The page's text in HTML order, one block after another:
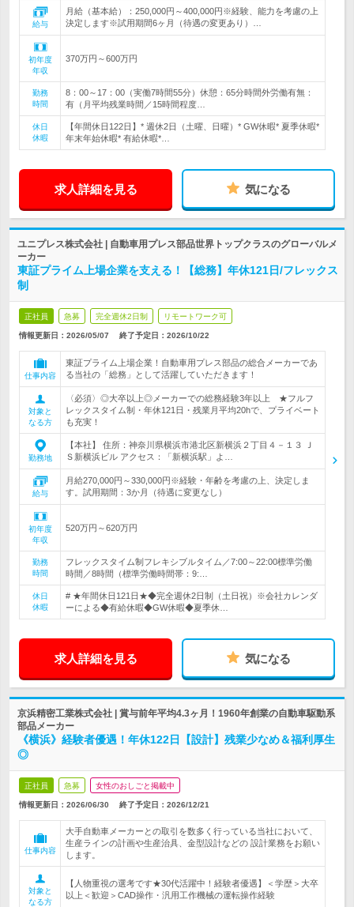
給与
月給（基本給）：250,000円～400,000円※経験、能力を考慮の上
決定します※試用期間6ヶ月（待遇の変更あり）…
初年度
年収
370万円～600万円
勤務
時間
8：00～17：00（実働7時間55分）休憩：65分時間外労働有無：
有（月平均残業時間／15時間程度…
休日
休暇
【年間休日122日】* 週休2日（土曜、日曜）* GW休暇* 夏季休暇*
年末年始休暇* 有給休暇*…
求人詳細を見る 気になる
ユニプレス株式会社 | 自動車用プレス部品世界トップクラスのグローバルメ
ーカー
東証プライム上場企業を支える！【総務】年休121日/フレックス
制
正社員 急募 完全週休2日制 リモートワーク可
情報更新日：2026/05/07 終了予定日： 2026/10/22
仕事内容
東証プライム上場企業！自動車用プレス部品の総合メーカーであ
る当社の「総務」として活躍していただきます！
対象と
なる方
〈必須〉◎大卒以上◎メーカーでの総務経験3年以上 ★フルフ
レックスタイム制・年休121日・残業月平均20hで、プライベート
も充実！
勤務地
【本社】 住所：神奈川県横浜市港北区新横浜２丁目４－１３ Ｊ
Ｓ新横浜ビル アクセス：「新横浜駅」よ…
給与
月給270,000円～330,000円※経験・年齢を考慮の上、決定しま
す。試用期間：3か月（待遇に変更なし）
初年度
年収
520万円～620万円
勤務
時間
フレックスタイム制フレキシブルタイム／7:00～22:00標準労働
時間／8時間（標準労働時間帯：9:…
休日
休暇
# ★年間休日121日★◆完全週休2日制（土日祝）※会社カレンダ
ーによる◆有給休暇◆GW休暇◆夏季休…
求人詳細を見る 気になる
京浜精密工業株式会社 | 賞与前年平均4.3ヶ月！1960年創業の自動車駆動系
部品メーカー
《横浜》経験者優遇！年休122日【設計】残業少なめ＆福利厚生
◎
正社員 急募 女性のおしごと掲載中
情報更新日：2026/06/30 終了予定日： 2026/12/21
仕事内容
大手自動車メーカーとの取引を数多く行っている当社において、
生産ラインの計画や生産治具、金型設計などの 設計業務をお願い
します。
対象と
なる方
【人物重視の選考です★30代活躍中！経験者優遇】＜学歴＞大卒
以上＜歓迎＞CAD操作・汎用工作機械の運転操作経験